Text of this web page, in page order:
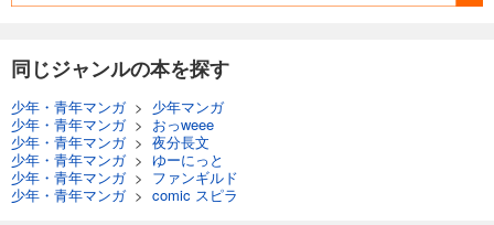
同じジャンルの本を探す
少年・青年マンガ> 少年マンガ
少年・青年マンガ> おっweee
少年・青年マンガ> 夜分長文
少年・青年マンガ> ゆーにっと
少年・青年マンガ> ファンギルド
少年・青年マンガ> comic スピラ